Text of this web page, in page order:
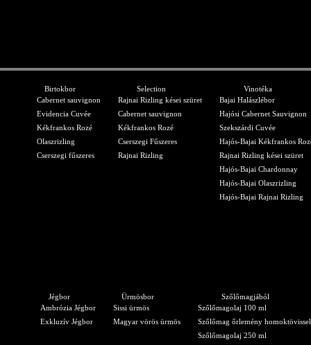
Birtokbor
Cabernet sauvignon
Evidencia Cuvée
Kékfrankos Rozé
Olaszrizling
Cserszegi fűszeres
Selection
Rajnai Rizling kései szüret
Cabernet sauvignon
Kékfrankos Rozé
Cserszegi Fűszeres
Rajnai Rizling
Vinotéka
Bajai Halászlébor
Hajósi Cabernet Sauvignon
Szekszárdi Cuvée
Hajós-Bajai Kékfrankos
Rajnai Rizling kései szüret
Hajós-Bajai Chardonnay
Hajós-Bajai Olaszrizling
Hajós-Bajai Rajnai Rizling
Jégbor
Ambrózia Jégbor
Exkluzív Jégbor
Ürmösbor
Sissi ürmös
Magyar vörös ürmös
Szőlőmagjából
Szőlőmagolaj 100 ml
Szőlőmag őrlemény homoktövissel
Szőlőmagolaj 250 ml